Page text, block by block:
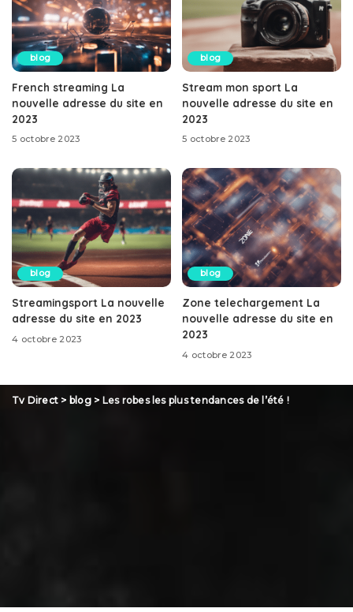
blog
French streaming La
nouvelle adresse du site en
2023
5 octobre 2023
blog
Stream mon sport La
nouvelle adresse du site en
2023
5 octobre 2023
blog
Streamingsport La nouvelle
adresse du site en 2023
4 octobre 2023
blog
Zone telechargement La
nouvelle adresse du site en
2023
4 octobre 2023
Tv Direct > blog> Les robes les plus tendances de l’été !